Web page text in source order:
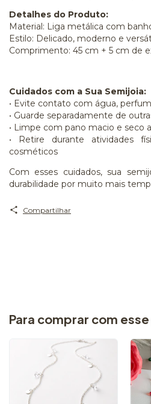
Detalhes do Produto:
Material: Liga metálica com
Estilo: Delicado, moderno e
Comprimento: 45 cm + 5 cm de
Cuidados com a Sua Semijoia:
• Evite contato com água,
• Guarde separadamente de
• Limpe com pano macio e seco
• Retire durante atividades
cosméticos
Com esses cuidados, sua
durabilidade por muito mais
Compartilhar
Para comprar com